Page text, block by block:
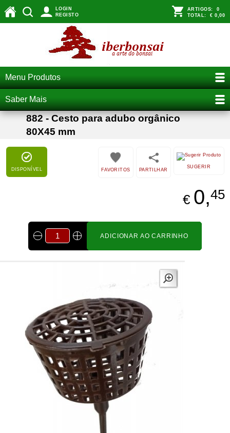
LOGIN
REGISTO
ARTIGOS: 0
TOTAL: € 0,00
Menu Produtos
Saber Mais
882 - Cesto para adubo orgânico
80X45 mm
DISPONÍVEL SUGERIR
PARTILHAR
FAVORITOS
€ 0,45
ADICIONAR AO CARRINHO